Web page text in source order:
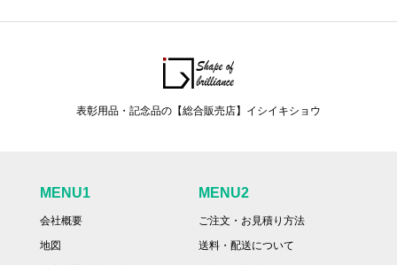
表彰用品・記念品の【総合販売店】イシイキショウ
MENU1
会社概要
地図
MENU2
ご注文・お見積り方法
送料・配送について